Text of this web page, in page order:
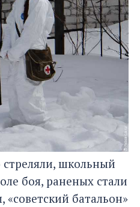
школьный
боя, раненых стали
батальон»